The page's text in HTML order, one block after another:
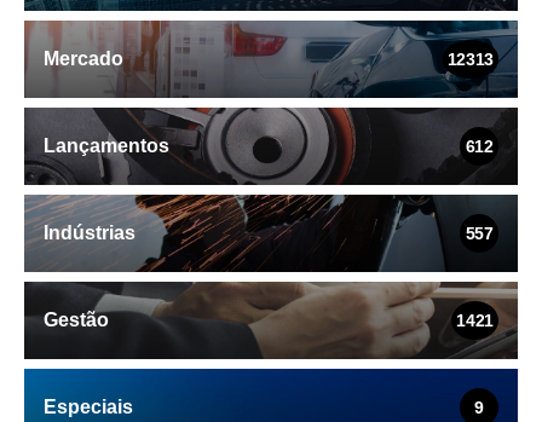
Mercado 12313
Lançamentos 612
Indústrias 557
Gestão 1421
Especiais 9